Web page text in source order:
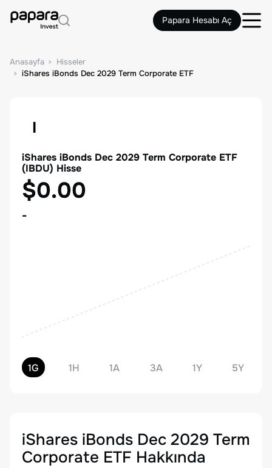
Papara Hesabı Aç
Anasayfa
Hisseler
iShares iBonds Dec 2029 Term Corporate ETF
I
iShares iBonds Dec 2029 Term Corporate ETF
(IBDU) Hisse
$0.00
-
1G 1H 1A 3A 1Y 5Y
iShares iBonds Dec 2029 Term
Corporate ETF Hakkında